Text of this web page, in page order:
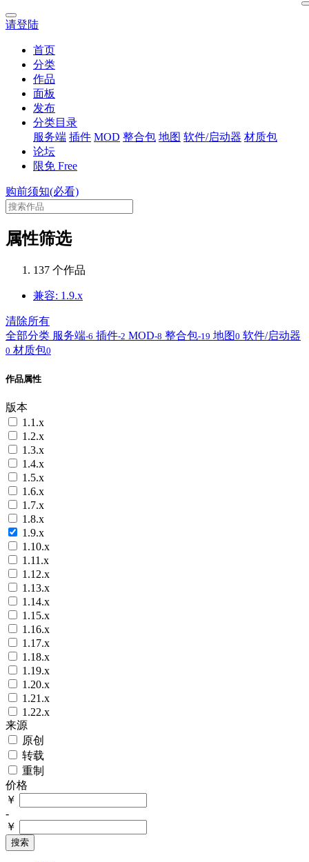
请登陆
首页
分类
作品
面板
发布
分类目录
服务端 插件 MOD 整合包 地图 软件/启动器 材质包
论坛
限免 Free
购前须知(必看)
属性筛选
137 个作品
兼容: 1.9.x
清除所有
全部分类 服务端-6 插件-2 MOD-8 整合包-19 地图0 软件/启动器
0 材质包0
作品属性
版本
1.1.x
1.2.x
1.3.x
1.4.x
1.5.x
1.6.x
1.7.x
1.8.x
1.9.x
1.10.x
1.11.x
1.12.x
1.13.x
1.14.x
1.15.x
1.16.x
1.17.x
1.18.x
1.19.x
1.20.x
1.21.x
1.22.x
来源
原创
转载
重制
价格
￥
-
￥
搜索